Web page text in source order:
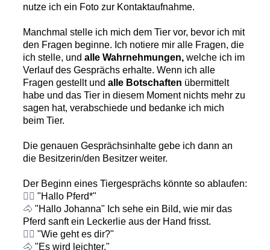
nutze ich ein Foto zur Kontaktaufnahme.
Manchmal stelle ich mich dem Tier vor, bevor ich mit
den Fragen beginne. Ich notiere mir alle Fragen, die
ich stelle, und alle Wahrnehmungen, welche ich im
Verlauf des Gesprächs erhalte. Wenn ich alle
Fragen gestellt und alle Botschaften übermittelt
habe und das Tier in diesem Moment nichts mehr zu
sagen hat, verabschiede und bedanke ich mich
beim Tier.
Die genauen Gesprächsinhalte gebe ich dann an
die Besitzerin/den Besitzer weiter.
Der Beginn eines Tiergesprächs könnte so ablaufen:
👱‍♀️ "Hallo Pferd*"
🐴 "Hallo Johanna" Ich sehe ein Bild, wie mir das
Pferd sanft ein Leckerlie aus der Hand frisst.
👱‍♀️ "Wie geht es dir?"
🐴 "Es wird leichter."